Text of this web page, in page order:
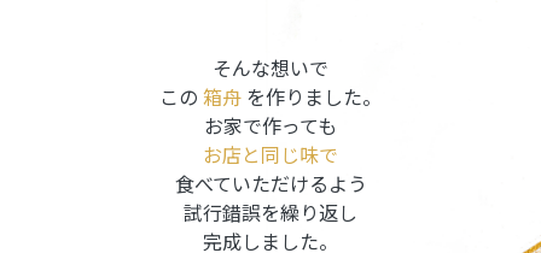
そんな想いで
この 箱舟 を作りました。
お家で作っても
お店と同じ味で
食べていただけるよう
試行錯誤を繰り返し
完成しました。